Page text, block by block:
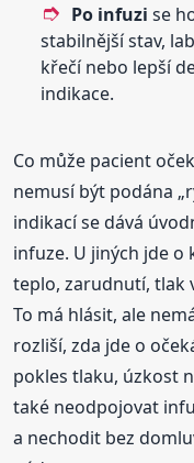
Po infuzi se
stabilnější stav,
křečí nebo lepší
indikace.
Co může pacient
nemusí být podána
indikací se dává
infuze. U jiných jde
teplo, zarudnutí, tlak
To má hlásit, ale
rozliší, zda jde o
pokles tlaku, úzkost
také neodpojovat
a nechodit bez